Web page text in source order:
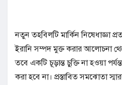
নতুন তহবিলটি মার্কিন নিষেধাজ্ঞা
ইরানি সম্পদ মুক্ত করার আলোচনা
তবে একটি চূড়ান্ত চুক্তি না হওয়া
করা হবে না। প্রস্তাবিত সমঝোতা